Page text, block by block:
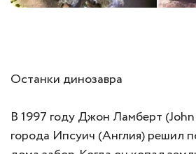
Останки динозавра
В 1997 году Джон Ламберт
города Ипсуич (Англия) решил